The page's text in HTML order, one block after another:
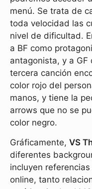
menú. Se trata de
toda velocidad las
nivel de dificultad.
a BF como
antagonista, y a GF
tercera canción
color rojo del
manos, y tiene la
arrows que no se
color negro.
Gráficamente, VS
diferentes
incluyen
online, tanto